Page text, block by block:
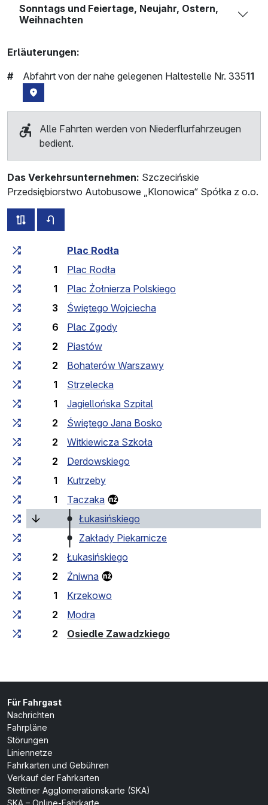
Sonntags und Feiertage, Neujahr, Ostern,
Weihnachten
Erläuterungen:
#
Abfahrt von der nahe gelegenen Haltestelle Nr. 33511
Alle Fahrten werden von Niederflurfahrzeugen
bedient.
Das Verkehrsunternehmen: Szczecińskie
Przedsiębiorstwo Autobusowe „Klonowica“ Spółka z o.o.
alle Strecken dieser Linie
Fahrtzeit zunehmend
Plac Rodła
1
Plac Rodła
1
Plac Żołnierza Polskiego
3
Świętego Wojciecha
6
Plac Zgody
2
Piastów
2
Bohaterów Warszawy
1
Strzelecka
1
Jagiellońska Szpital
2
Świętego Jana Bosko
2
Witkiewicza Szkoła
2
Derdowskiego
1
Kutrzeby
1
Taczaka
Łukasińskiego
Zakłady Piekarnicze
2
Łukasińskiego
2
Żniwna
1
Krzekowo
2
Modra
2
Osiedle Zawadzkiego(Endhaltestelle)
Für Fahrgast
Nachrichten
Fahrpläne
Störungen
Liniennetze
Fahrkarten und Gebühren
Verkauf der Fahrkarten
Stettiner Agglomerationskarte (SKA)
SKA – Online-Fahrkarte